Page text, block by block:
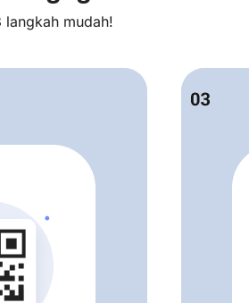
langkah mudah!